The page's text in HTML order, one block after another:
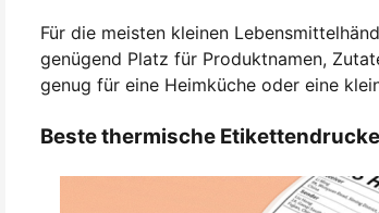
Für die meisten kleinen
genügend Platz für Produktnamen,
genug für eine Heimküche oder eine
Beste thermische